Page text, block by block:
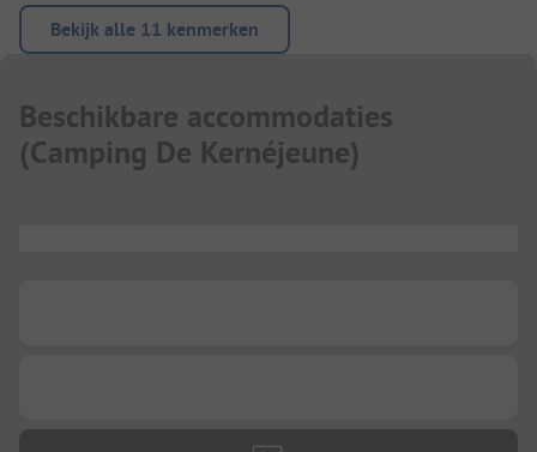
Bekijk alle 11 kenmerken
Beschikbare accommodaties
(Camping De Kernéjeune)